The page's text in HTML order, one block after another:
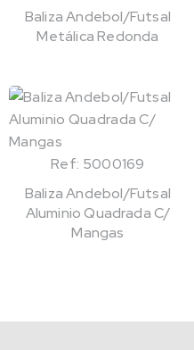
Baliza Andebol/Futsal
Metálica Redonda
Ref: 5000169
Baliza Andebol/Futsal
Aluminio Quadrada C/
Mangas